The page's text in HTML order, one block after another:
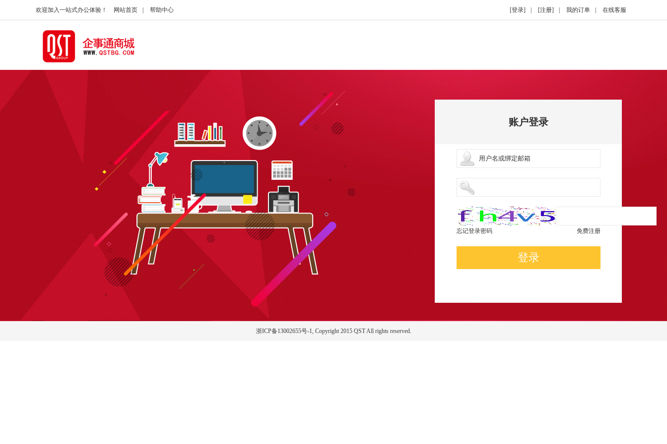
欢迎加入一站式办公体验！ 网站首页 帮助中心 [登录] [注册] 我的订单 在线客服
账户登录
忘记登录密码 免费注册
登录
浙ICP备13002655号-1, Copyright 2015 QST All rights reserved.